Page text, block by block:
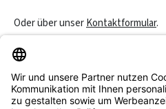
Oder über unserKontaktformular.